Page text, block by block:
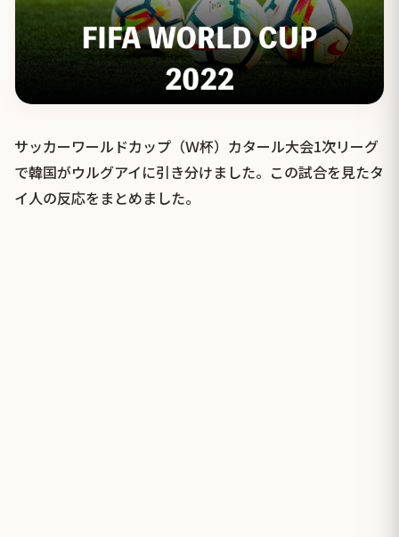
サッカーワールドカップ（Ｗ杯）カタール大会1次リーグ
で韓国がウルグアイに引き分けました。この試合を見たタ
イ人の反応をまとめました。